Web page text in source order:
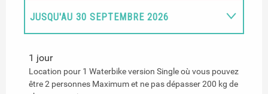
JUSQU'AU 30 SEPTEMBRE 2026
1 jour
Location pour 1 Waterbike version Single où vous pouvez
être 2 personnes Maximum et ne pas dépasser 200 kg de